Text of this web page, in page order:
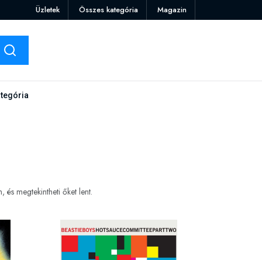
Üzletek Összes kategória Magazin
és megtekintheti őket lent.